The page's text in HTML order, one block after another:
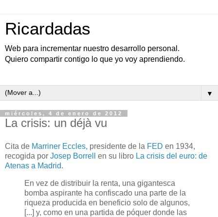
Ricardadas
Web para incrementar nuestro desarrollo personal.
Quiero compartir contigo lo que yo voy aprendiendo.
▼
miércoles, 4 de enero de 2012
La crisis: un déjà vu
Cita de Marriner Eccles, presidente de la FED en 1934,
recogida por Josep Borrell en su libro La crisis del euro: de
Atenas a Madrid.
En vez de distribuir la renta, una gigantesca
bomba aspirante ha confiscado una parte de la
riqueza producida en beneficio solo de algunos,
[...] y, como en una partida de póquer donde las